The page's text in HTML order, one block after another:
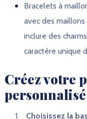
Bracelets à
avec des
inclure des
caractère unique
Créez votre
Choisissez la